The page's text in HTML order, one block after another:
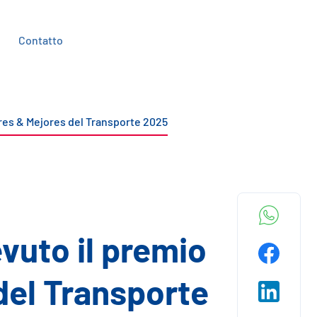
Contatto
& Mejores del Transporte 2025
il premio
Transporte